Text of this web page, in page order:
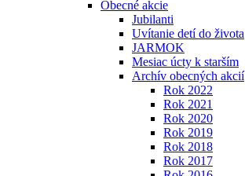
Obecné akcie
Jubilanti
Uvítanie detí do života
JARMOK
Mesiac úcty k starším
Archív obecných akcií
Rok 2022
Rok 2021
Rok 2020
Rok 2019
Rok 2018
Rok 2017